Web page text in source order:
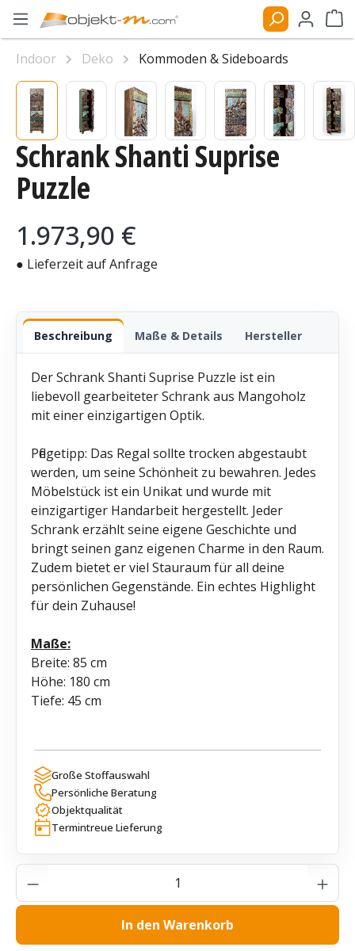
Zum Hauptinhalt springen
Schrank Shanti Suprise
Puzzle
Regulärer Preis:
1.973,90 €
● Lieferzeit auf Anfrage
Beschreibung Maße & Details Hersteller
Der Schrank Shanti Suprise Puzzle ist ein
liebevoll gearbeiteter Schrank aus Mangoholz
mit einer einzigartigen Optik.
Pflegetipp: Das Regal sollte trocken abgestaubt
werden, um seine Schönheit zu bewahren. Jedes
Möbelstück ist ein Unikat und wurde mit
einzigartiger Handarbeit hergestellt. Jeder
Schrank erzählt seine eigene Geschichte und
bringt seinen ganz eigenen Charme in den Raum.
Zudem bietet er viel Stauraum für all deine
persönlichen Gegenstände. Ein echtes Highlight
für dein Zuhause!
Maße:
Breite: 85 cm
Höhe: 180 cm
Tiefe: 45 cm
Große Stoffauswahl
Persönliche Beratung
Objektqualität
Termintreue Lieferung
Produkt Anzahl: Gib den gewünschten
In den Warenkorb
Indoor Deko
Kommoden & Sideboards
Bildergalerie überspringen